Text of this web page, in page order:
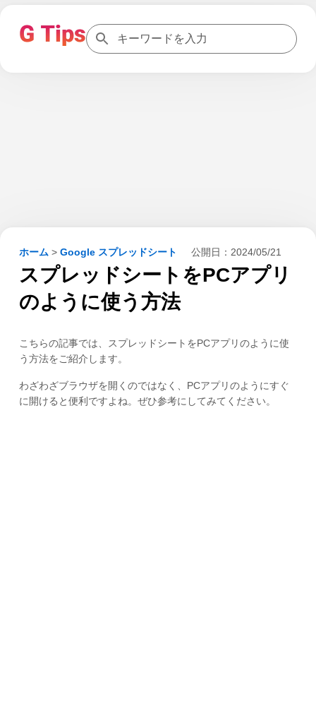
ホーム > Google スプレッドシート 公開日： 2024/05/21
スプレッドシートをPCアプリ
のように使う方法
こちらの記事では、スプレッドシートをPCアプリのように使
う方法をご紹介します。
わざわざブラウザを開くのではなく、PCアプリのようにすぐ
に開けると便利ですよね。ぜひ参考にしてみてください。